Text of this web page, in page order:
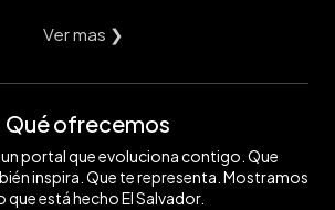
Ver mas ❯
Qué ofrecemos
portal que evoluciona contigo. Que
inspira. Que te representa. Mostramos
que está hecho El Salvador.